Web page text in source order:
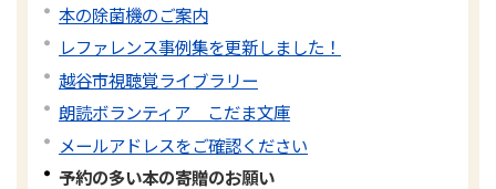
本の除菌機のご案内
レファレンス事例集を更新しました！
越谷市視聴覚ライブラリー
朗読ボランティア こだま文庫
メールアドレスをご確認ください
予約の多い本の寄贈のお願い